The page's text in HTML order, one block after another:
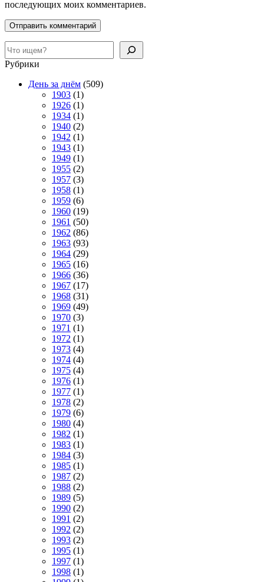
последующих моих комментариев.
Поиск
Рубрики
День за днём (509)
1903 (1)
1926 (1)
1934 (1)
1940 (2)
1942 (1)
1943 (1)
1949 (1)
1955 (2)
1957 (3)
1958 (1)
1959 (6)
1960 (19)
1961 (50)
1962 (86)
1963 (93)
1964 (29)
1965 (16)
1966 (36)
1967 (17)
1968 (31)
1969 (49)
1970 (3)
1971 (1)
1972 (1)
1973 (4)
1974 (4)
1975 (4)
1976 (1)
1977 (1)
1978 (2)
1979 (6)
1980 (4)
1982 (1)
1983 (1)
1984 (3)
1985 (1)
1987 (2)
1988 (2)
1989 (5)
1990 (2)
1991 (2)
1992 (2)
1993 (2)
1995 (1)
1997 (1)
1998 (1)